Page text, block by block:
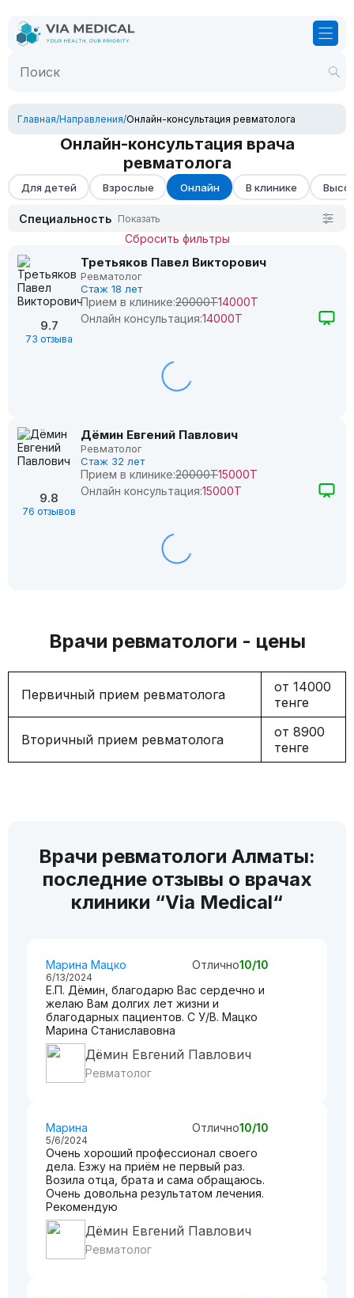
Главная/Направления/Онлайн-консультация ревматолога
Онлайн-консультация врача
ревматолога
Для детей Взрослые Онлайн В клинике
Специальность Показать
Сбросить фильтры
9.7
73 отзыва
Третьяков Павел Викторович
Ревматолог
Стаж 18 лет
Прием в клинике:20000Т14000Т
Онлайн консультация:14000Т
9.8
76 отзывов
Дёмин Евгений Павлович
Ревматолог
Стаж 32 лет
Прием в клинике:20000Т15000Т
Онлайн консультация:15000Т
Врачи ревматологи - цены
Первичный прием ревматолога
от 14000
тенге
Вторичный прием ревматолога
от 8900
тенге
Врачи ревматологи Алматы:
последние отзывы о врачах
клиники “Via Medical“
Марина Мацко Отлично10/10
6/13/2024
Е.П. Дёмин, благодарю Вас сердечно и
желаю Вам долгих лет жизни и
благодарных пациентов. С У/В. Мацко
Марина Станиславовна
Дёмин Евгений Павлович
Ревматолог
Марина Отлично10/10
5/6/2024
Очень хороший профессионал своего
дела. Езжу на приём не первый раз.
Возила отца, брата и сама обращаюсь.
Очень довольна результатом лечения.
Рекомендую
Дёмин Евгений Павлович
Ревматолог